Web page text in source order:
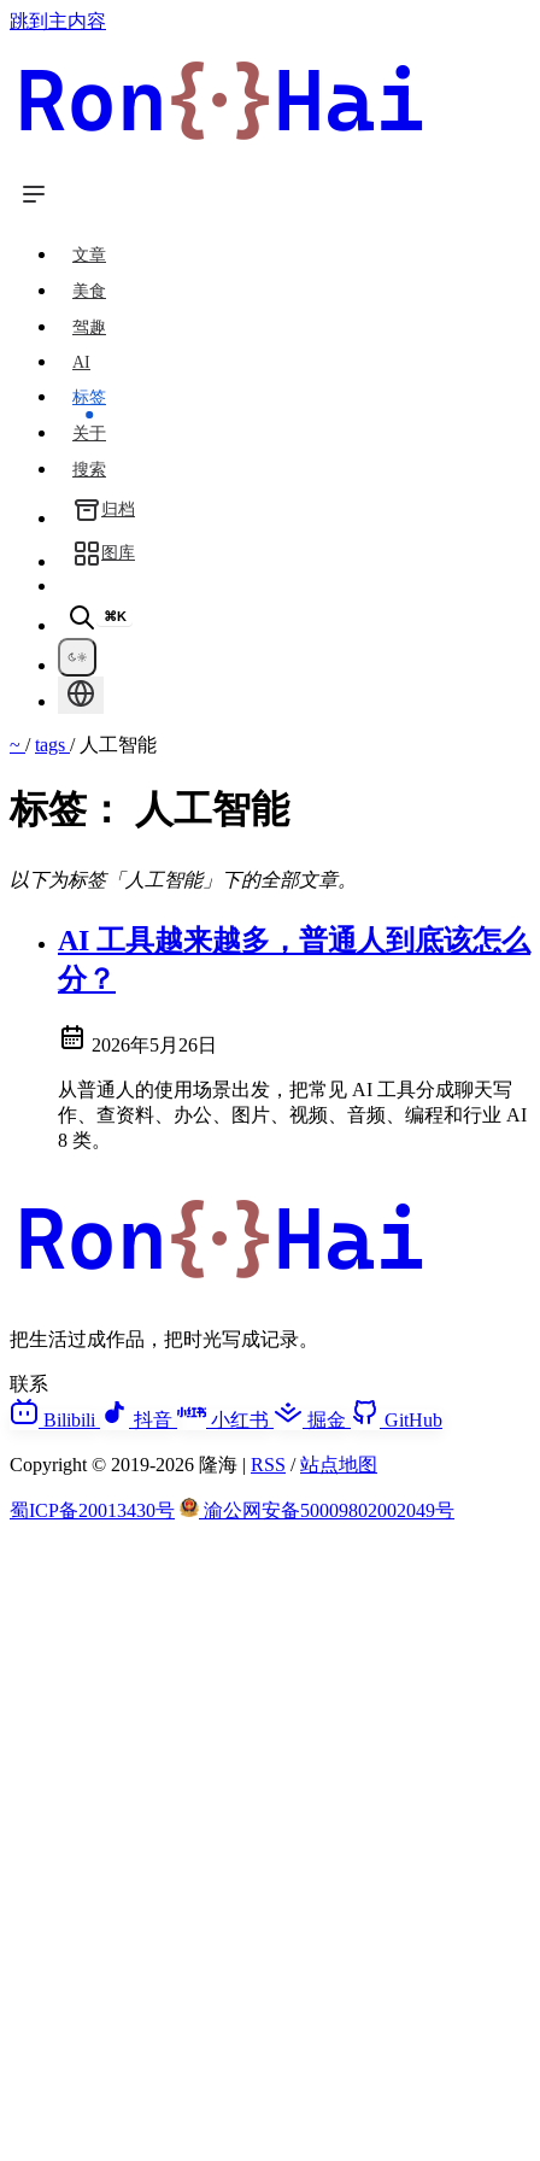
跳到主内容
Ron{·}Hai
文章
美食
驾趣
AI
标签
关于
搜索
归档
图库
⌘K
~ /tags / 人工智能
标签： 人工智能
以下为标签「人工智能」下的全部文章。
AI 工具越来越多，普通人到底该怎么
分？
2026年5月26日
从普通人的使用场景出发，把常见 AI 工具分成聊天写
作、查资料、办公、图片、视频、音频、编程和行业 AI
8 类。
Ron{·}Hai
把生活过成作品，把时光写成记录。
联系
Bilibili
抖音 小红书 掘金 GitHub
Copyright © 2019-2026 隆海 | RSS /站点地图
蜀ICP备20013430号 渝公网安备50009802002049号